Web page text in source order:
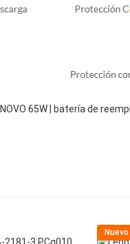
65W | batería de
Nuevo